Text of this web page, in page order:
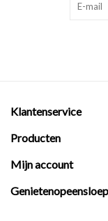
Klantenservice
Producten
Mijn account
Genietenopeensloep